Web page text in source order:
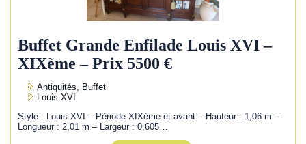
Buffet Grande Enfilade Louis XVI –
XIXème – Prix 5500 €
Antiquités, Buffet
Louis XVI
Style : Louis XVI – Période XIXème et avant – Hauteur : 1,06 m –
Longueur : 2,01 m – Largeur : 0,605…